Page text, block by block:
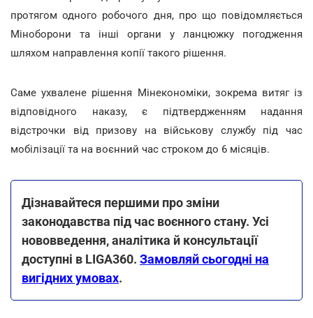
протягом одного робочого дня, про що повідомляється
Міноборони та інші органи у ланцюжку погодження
шляхом направлення копії такого рішення.
Саме ухвалене рішення Мінекономіки, зокрема витяг із
відповідного наказу, є підтвердженням надання
відстрочки від призову на військову службу під час
мобілізації та на воєнний час строком до 6 місяців.
Дізнавайтеся першими про зміни
законодавства під час воєнного стану. Усі
нововведення, аналітика й консультації
доступні в LIGA360. Замовляй сьогодні на
вигідних умовах.